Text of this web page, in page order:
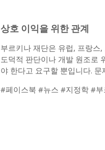
상호 이익을 위한 관계
부르키나 재단은 유럽, 프랑스
도덕적 판단이나 개발 원조로
야 한다고 요구할 뿐입니다.
#페이스북 #뉴스 #지정학 #